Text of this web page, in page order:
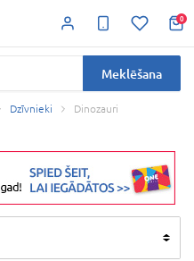
0
Meklēšana
Dzīvnieki Dinozauri